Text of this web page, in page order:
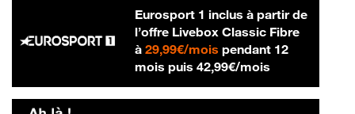
Eurosport 1 inclus à partir de
l’offre Livebox Classic Fibre
à 29,99€/mois29,99 € par mois
pendant 12
mois puis 42,99€/mois42,99 € par